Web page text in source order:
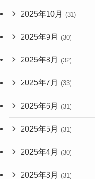
2025年10月 (31)
2025年9月 (30)
2025年8月 (32)
2025年7月 (33)
2025年6月 (31)
2025年5月 (31)
2025年4月 (30)
2025年3月 (31)